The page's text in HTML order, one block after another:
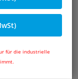
für die industrielle